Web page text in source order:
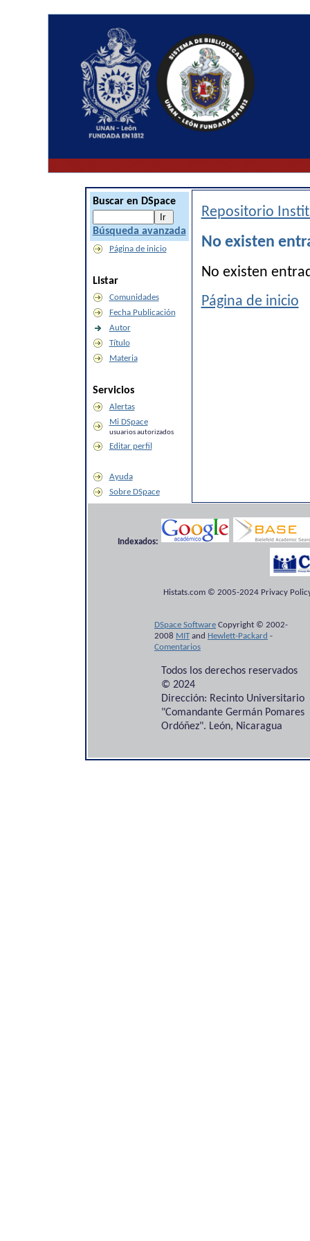
Buscar en DSpace
Búsqueda avanzada
Página de inicio
Listar
Comunidades
Fecha Publicación
Autor
Título
Materia
Servicios
Alertas
Mi DSpace
usuarios autorizados
Editar perfil
Ayuda
Sobre DSpace
Repositorio
No existen
No existen
Página de inicio
Indexados:
Histats.com © 2005-2024 Privacy
DSpace Software Copyright © 2002-
2008 MITand Hewlett-Packard -
Comentarios
Todos los derechos reservados
© 2024
Dirección: Recinto Universitario
"Comandante Germán Pomares
Ordóñez". León, Nicaragua